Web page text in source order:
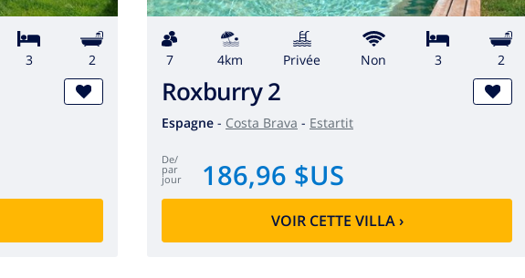
3 2 7 4km privée Non 3 2
Roxburry 2
Espagne - Costa Brava - Estartit
de/
par
jour 186,96 $US
VOIR CETTE VILLA›